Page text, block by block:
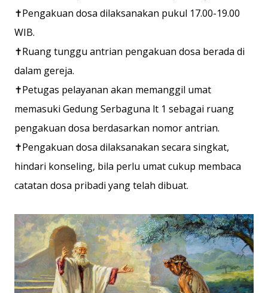
✝️Pengakuan dosa dilaksanakan pukul 17.00-19.00
WIB.
✝️Ruang tunggu antrian pengakuan dosa berada di
dalam gereja.
✝️Petugas pelayanan akan memanggil umat
memasuki Gedung Serbaguna lt 1 sebagai ruang
pengakuan dosa berdasarkan nomor antrian.
✝️Pengakuan dosa dilaksanakan secara singkat,
hindari konseling, bila perlu umat cukup membaca
catatan dosa pribadi yang telah dibuat.